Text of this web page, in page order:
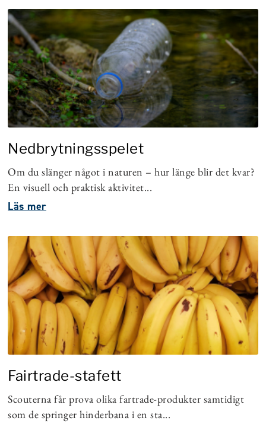
Nedbrytningsspelet
Om du slänger något i naturen – hur länge blir det kvar?
En visuell och praktisk aktivitet...
Läs mer
Fairtrade-stafett
Scouterna får prova olika fartrade-produkter samtidigt
som de springer hinderbana i en sta...